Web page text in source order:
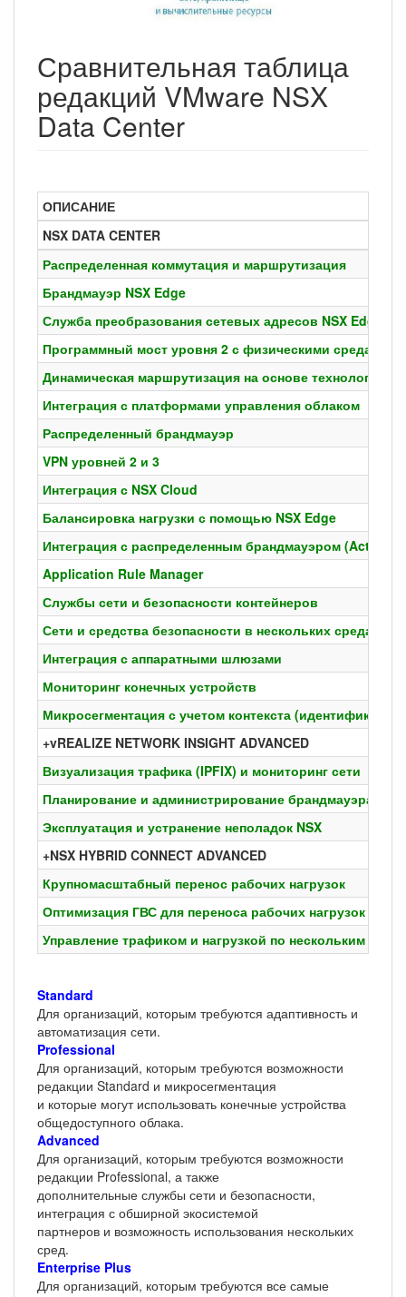
Сравнительная таблица
редакций VMware NSX
Data Center
ОПИСАНИЕ
NSX DATA CENTER
Распределенная коммутация и маршрутизация
Брандмауэр NSX Edge
Служба преобразования сетевых адресов NSX Edge
Программный мост уровня 2 с физическими средами
Динамическая маршрутизация на основе технологии
Интеграция с платформами управления облаком
Распределенный брандмауэр
VPN уровней 2 и 3
Интеграция с NSX Cloud
Балансировка нагрузки с помощью NSX Edge
Интеграция с распределенным брандмауэром (Active
Application Rule Manager
Службы сети и безопасности контейнеров
Сети и средства безопасности в нескольких средах
Интеграция с аппаратными шлюзами
Мониторинг конечных устройств
Микросегментация с учетом контекста
+vREALIZE NETWORK INSIGHT ADVANCED
Визуализация трафика (IPFIX) и мониторинг сети
Планирование и администрирование брандмауэра
Эксплуатация и устранение неполадок NSX
+NSX HYBRID CONNECT ADVANCED
Крупномасштабный перенос рабочих нагрузок
Оптимизация ГВС для переноса рабочих нагрузок
Управление трафиком и нагрузкой по нескольким
Standard
Для организаций, которым требуются адаптивность и
автоматизация сети.
Professional
Для организаций, которым требуются возможности
редакции Standard и микросегментация
и которые могут использовать конечные устройства
общедоступного облака.
Advanced
Для организаций, которым требуются возможности
редакции Professional, а также
дополнительные службы сети и безопасности,
интеграция с обширной экосистемой
партнеров и возможность использования нескольких
сред.
Enterprise Plus
Для организаций, которым требуются все самые